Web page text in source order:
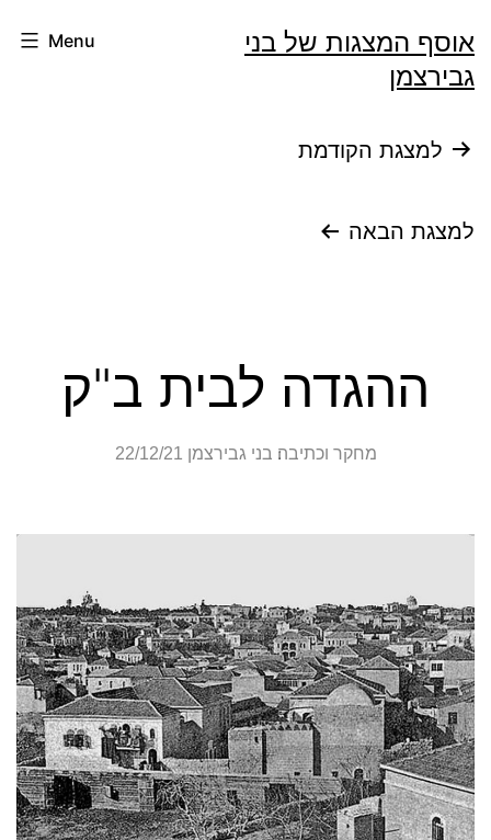
to
content
אוסף המצגות של בני
גבירצמן
Menu
ניווט
למצגת הקודמת
למצגת הבאה
ההגדה לבית ב"ק
מחקר וכתיבה׃ בני גבירצמן 22/12/21